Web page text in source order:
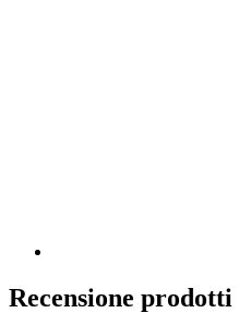
Recensione prodotti